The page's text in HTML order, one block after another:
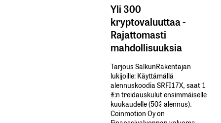
Yli 300
kryptovaluuttaa -
Rajattomasti
mahdollisuuksia
Tarjous SalkunRakentajan
lukijoille: Käyttämällä​ ​
alennuskoodia​ ​SRFI17X,​ ​saat​ ​1
%:n treidauskulut​ ​ensimmäiselle​ ​
kuukaudelle​ ​(50%​ ​alennus).
Coinmotion Oy on